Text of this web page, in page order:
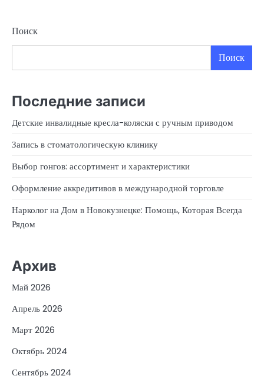
Поиск
Поиск
Последние записи
Детские инвалидные кресла-коляски с ручным приводом
Запись в стоматологическую клинику
Выбор гонгов: ассортимент и характеристики
Оформление аккредитивов в международной торговле
Нарколог на Дом в Новокузнецке: Помощь, Которая Всегда
Рядом
Архив
Май 2026
Апрель 2026
Март 2026
Октябрь 2024
Сентябрь 2024